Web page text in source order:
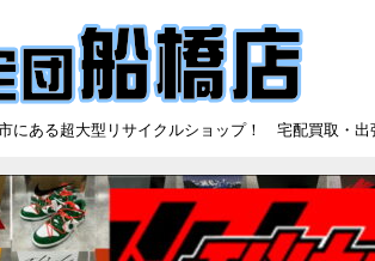
にある超大型リサイクルショップ！ 宅配買取・出